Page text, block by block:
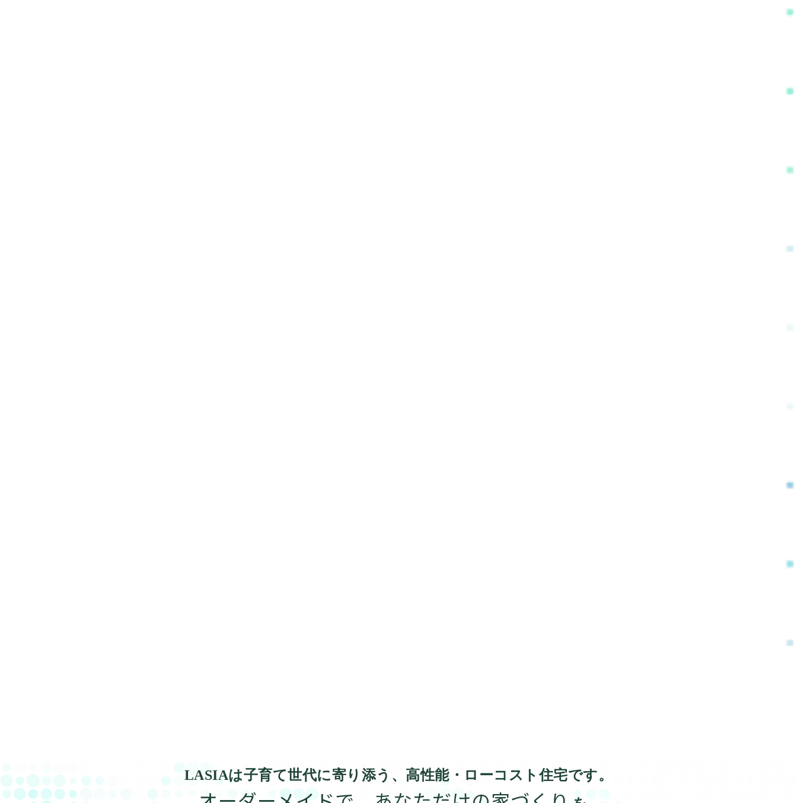
LASIAは子育て世代に寄り添う、高性能・ローコスト住宅です。